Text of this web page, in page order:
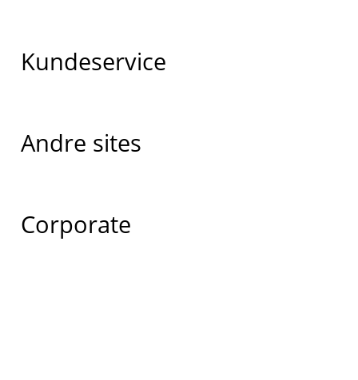
Kundeservice
Andre sites
Corporate